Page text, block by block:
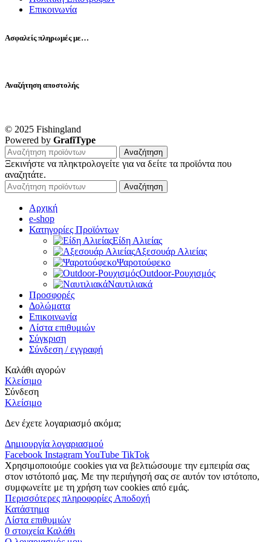
Επικοινωνία
Ασφαλείς πληρωμές με…
Αναζήτηση αποστολής
© 2025 Fishingland
Powered by GrafiType
Αναζήτηση
Ξεκινήστε να πληκτρολογείτε για να δείτε τα προϊόντα που
αναζητάτε.
Αναζήτηση
Αρχική
e-shop
Κατηγορίες Προϊόντων
Είδη Αλιείας
Αξεσουάρ Αλιείας
Ψαροτούφεκο
Outdoor-Ρουχισμός
Ναυτιλιακά
Προσφορές
Δολώματα
Επικοινωνία
Λίστα επιθυμιών
Σύγκριση
Σύνδεση / εγγραφή
Καλάθι αγορών
Κλείσιμο
Σύνδεση
Κλείσιμο
Δεν έχετε λογαριασμό ακόμα;
Δημιουργία λογαριασμού
Facebook InstagramYouTube TikTok
Χρησιμοποιούμε cookies για να βελτιώσουμε την εμπειρία σας
στον ιστότοπό μας. Με την περιήγησή σας σε αυτόν τον ιστότοπο,
συμφωνείτε με τη χρήση των cookies από εμάς.
Περισσότερες πληροφορίες Περισσότερες
Αποδοχή
Κατάστημα
Λίστα επιθυμιών
0 στοιχεία Καλάθι